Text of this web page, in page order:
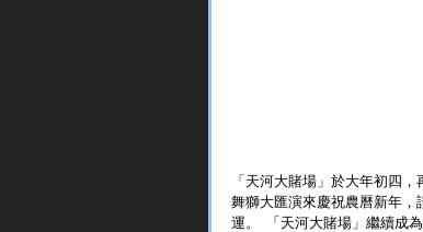
「天河大賭場」於大年初四
舞獅大匯演來慶祝農曆新年
運。  「天河大賭場」繼續成